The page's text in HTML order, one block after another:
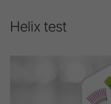
Helix test